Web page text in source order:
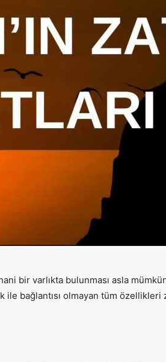
bir varlıkta bulunması asla
bağlantısı olmayan tüm özellikleri